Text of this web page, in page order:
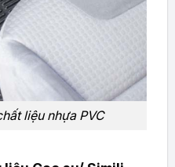
liệu nhựa PVC